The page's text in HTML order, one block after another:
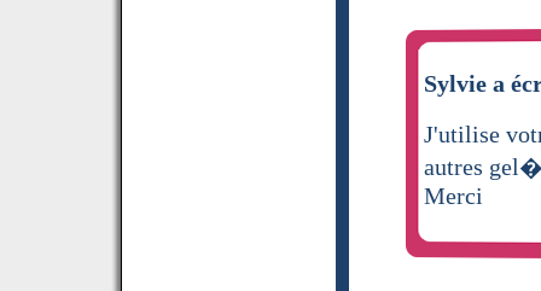
Sylvie a
J'utilise
autres
Merci